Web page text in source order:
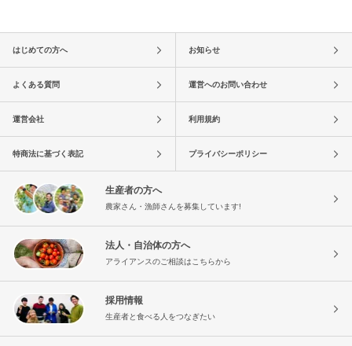
はじめての方へ お知らせ
よくある質問 運営へのお問い合わせ
運営会社 利用規約
特商法に基づく表記 プライバシーポリシー
生産者の方へ
農家さん・漁師さんを募集しています!
法人・自治体の方へ
アライアンスのご相談はこちらから
採用情報
生産者と食べる人をつなぎたい